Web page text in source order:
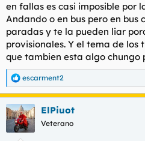
:
en fallas es casi imposible por
Andando o en bus pero en bus
paradas y te la pueden liar
provisionales. Y el tema de los
que tambien esta algo chungo
R
e
a
c
c
i
escarment2
ElPiuot
Veterano